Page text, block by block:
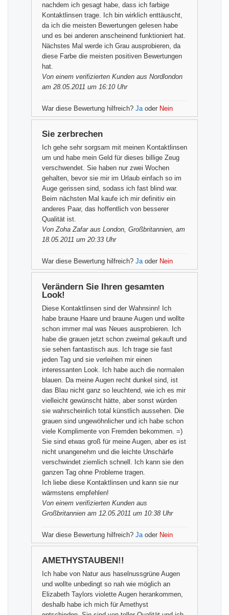
nachdem ich gesagt habe, dass ich farbige
Kontaktlinsen trage. Ich bin wirklich enttäuscht,
da ich die meisten Bewertungen gelesen habe
und es bei anderen anscheinend funktioniert hat.
Nächstes Mal werde ich Grau ausprobieren, da
diese Farbe die meisten positiven Bewertungen
hat.
Von einem verifizierten Kunden aus Nordlondon
am 28.05.2011 um 16:10 Uhr
War diese Bewertung hilfreich? Jaoder Nein
Sie zerbrechen
Ich gehe sehr sorgsam mit meinen Kontaktlinsen
um und habe mein Geld für dieses billige Zeug
verschwendet. Sie haben nur zwei Wochen
gehalten, bevor sie mir im Urlaub einfach so im
Auge gerissen sind, sodass ich fast blind war.
Beim nächsten Mal kaufe ich mir definitiv ein
anderes Paar, das hoffentlich von besserer
Qualität ist.
VonZoha Zafaraus London, Großbritannien, am
18.05.2011 um 20:33 Uhr
War diese Bewertung hilfreich? Jaoder Nein
Verändern Sie Ihren gesamten
Look!
Diese Kontaktlinsen sind der Wahnsinn! Ich
habe braune Haare und braune Augen und wollte
schon immer mal was Neues ausprobieren. Ich
habe die grauen jetzt schon zweimal gekauft und
sie sehen fantastisch aus. Ich trage sie fast
jeden Tag und sie verleihen mir einen
interessanten Look. Ich habe auch die normalen
blauen. Da meine Augen recht dunkel sind, ist
das Blau nicht ganz so leuchtend, wie ich es mir
vielleicht gewünscht hätte, aber sonst würden
sie wahrscheinlich total künstlich aussehen. Die
grauen sind ungewöhnlicher und ich habe schon
viele Komplimente von Fremden bekommen. =)
Sie sind etwas groß für meine Augen, aber es ist
nicht unangenehm und die leichte Unschärfe
verschwindet ziemlich schnell. Ich kann sie den
ganzen Tag ohne Probleme tragen.
Ich liebe diese Kontaktlinsen und kann sie nur
wärmstens empfehlen!
Von einem verifizierten Kunden aus
Großbritannien am 12.05.2011 um 10:38 Uhr
War diese Bewertung hilfreich? Jaoder Nein
AMETHYSTAUBEN!!
Ich habe von Natur aus haselnussgrüne Augen
und wollte unbedingt so nah wie möglich an
Elizabeth Taylors violette Augen herankommen,
deshalb habe ich mich für Amethyst